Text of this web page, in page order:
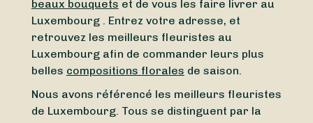
beaux bouquets et de vous les faire livrer au
Luxembourg . Entrez votre adresse, et
retrouvez les meilleurs fleuristes au
Luxembourg afin de commander leurs plus
belles compositions florales de saison.
Nous avons référencé les meilleurs fleuristes
de Luxembourg. Tous se distinguent par la